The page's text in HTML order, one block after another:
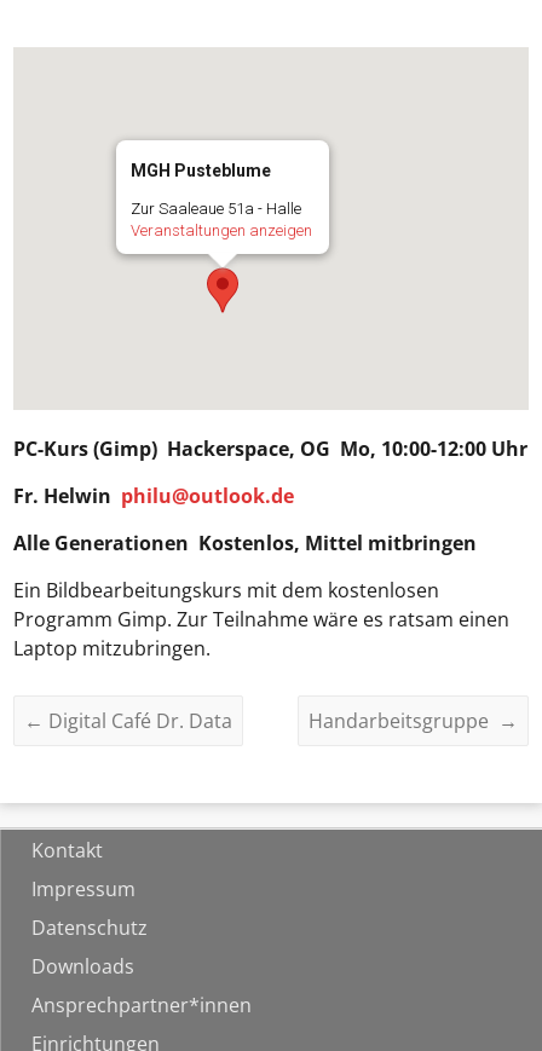
MGH Pusteblume
Zur Saaleaue 51a - Halle
Veranstaltungen anzeigen
PC-Kurs (Gimp) Hackerspace, OG Mo, 10:00-12:00 Uhr
Fr. Helwin philu@outlook.de
Alle Generationen Kostenlos, Mittel mitbringen
Ein Bildbearbeitungskurs mit dem kostenlosen
Programm Gimp. Zur Teilnahme wäre es ratsam einen
Laptop mitzubringen.
← Digital Café Dr. Data Handarbeitsgruppe →
Kontakt
Impressum
Datenschutz
Downloads
Ansprechpartner*innen
Einrichtungen